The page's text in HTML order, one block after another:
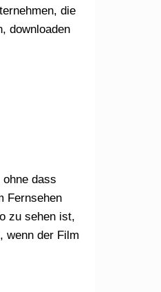
die
downloaden
dass
Fernsehen
zu sehen ist,
wenn der Film